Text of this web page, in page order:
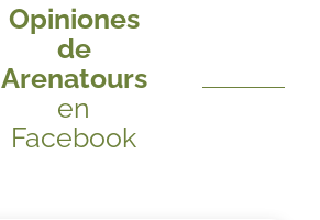
Opiniones
de
Arenatours
en
Facebook